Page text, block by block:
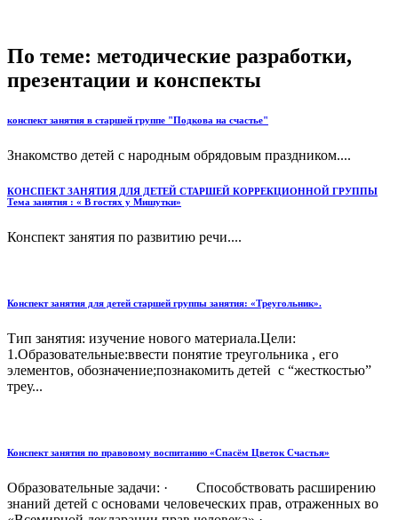
По теме: методические разработки,
презентации и конспекты
конспект занятия в старшей группе "Подкова на счастье"
Знакомство детей с народным обрядовым праздником....
КОНСПЕКТ ЗАНЯТИЯ ДЛЯ ДЕТЕЙ СТАРШЕЙ КОРРЕКЦИОННОЙ ГРУППЫ
Тема занятия : « В гостях у Мишутки»
Конспект занятия по развитию речи....
Конспект занятия для детей старшей группы занятия: «Треугольник».
Тип занятия: изучение нового материала.Цели:
1.Образовательные:ввести понятие треугольника , его
элементов, обозначение;познакомить детей с “жесткостью”
треу...
Конспект занятия по правовому воспитанию «Спасём Цветок Счастья»
Образовательные задачи: · Способствовать расширению
знаний детей с основами человеческих прав, отраженных во